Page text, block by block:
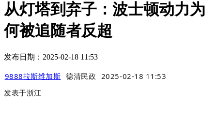
从灯塔到弃子：波士顿动力为
何被追随者反超
发布日期：2025-02-18 11:53
9888拉斯维加斯 德清民政 2025-02-18 11:53
发表于浙江